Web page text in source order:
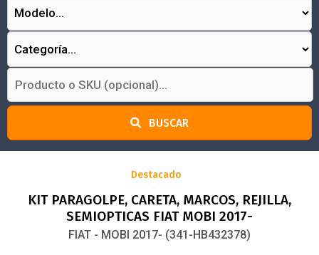
BUSCAR
Destacado
KIT PARAGOLPE, CARETA, MARCOS, REJILLA,
SEMIOPTICAS FIAT MOBI 2017-
FIAT - MOBI 2017- (341-HB432378)